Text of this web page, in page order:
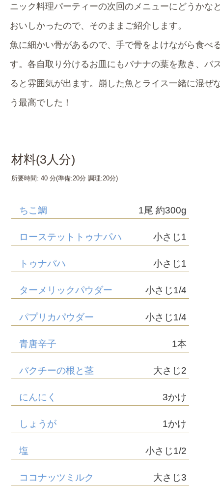
ニック料理パーティーの次回のメニューにどうかな
おいしかったので、そのままご紹介します。
魚に細かい骨があるので、手で骨をよけながら食べ
す。各自取り分けるお皿にもバナナの葉を敷き、バ
ると雰囲気が出ます。崩した魚とライス一緒に混ぜ
う最高でした！
材料(3 人分)
所要時間: 40 分(準備:20分調理:20分)
ちこ鯛 1尾 約300g
ローステットトゥナパハ 小さじ1
トゥナパハ 小さじ1
ターメリックパウダー 小さじ1/4
パプリカパウダー 小さじ1/4
青唐辛子 1本
パクチーの根と茎 大さじ2
にんにく 3かけ
しょうが 1かけ
塩 小さじ1/2
ココナッツミルク 大さじ3